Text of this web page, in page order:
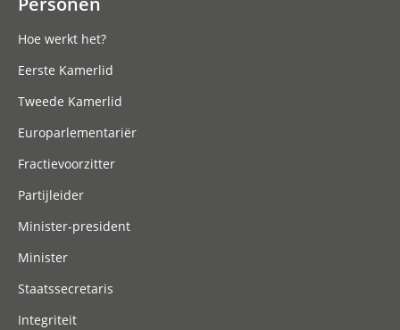
Hoe werkt het?
Eerste Kamerlid
Tweede Kamerlid
Europarlementariër
Fractievoorzitter
Partijleider
Minister-president
Minister
Staatssecretaris
Integriteit